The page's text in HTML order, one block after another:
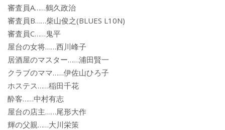
審査員A……鶴久政治
審査員B……柴山俊之(BLUES L10N)
審査員C……鬼平
屋台の女将……西川峰子
居酒屋のマスター……浦田賢一
クラブのママ……伊佐山ひろ子
ホステス……稲田千花
酔客……中村有志
屋台の店主……尾形大作
輝の父親……大川栄策